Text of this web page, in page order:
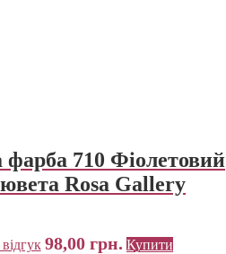
710 Фіолетовий
Rosa Gallery
98,00 грн. Купити